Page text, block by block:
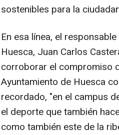
sostenibles para la
En esa línea, el
Huesca, Juan Carlos
corroborar el compromiso
Ayuntamiento de Huesca
recordado, "en el campus
el deporte que también
como también este de la